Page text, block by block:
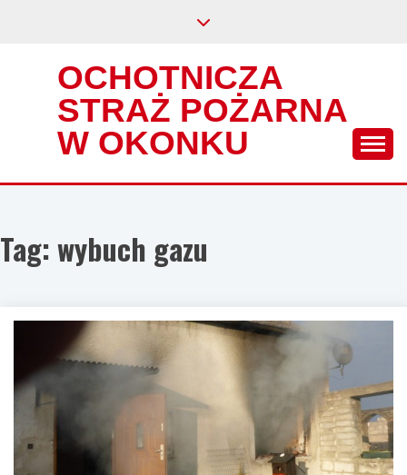
OCHOTNICZA
STRAŻ POŻARNA
W OKONKU
Tag:wybuch gazu